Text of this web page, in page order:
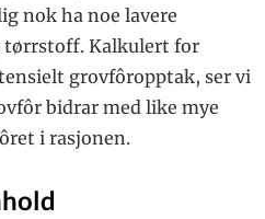
nok ha noe lavere
Kalkulert for
grovfôropptak, ser vi
bidrar med like mye
i rasjonen.